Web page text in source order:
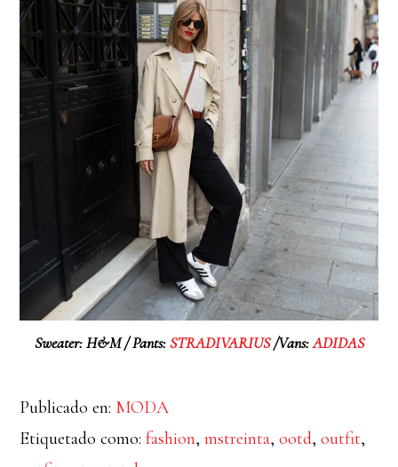
Sweater: H&M / Pants:STRADIVARIUS/Vans:ADIDAS
Publicado en: MODA
Etiquetado como:fashion,mstreinta,ootd,outfit,